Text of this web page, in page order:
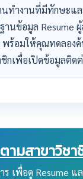
ทำงานที่มีทักษะแ
านข้อมูล Resume
ร้อมให้คุณทดลอง
กเพื่อเปิดข้อมูลติด
ามสาขาวิช
เพื่อดู Resume แ